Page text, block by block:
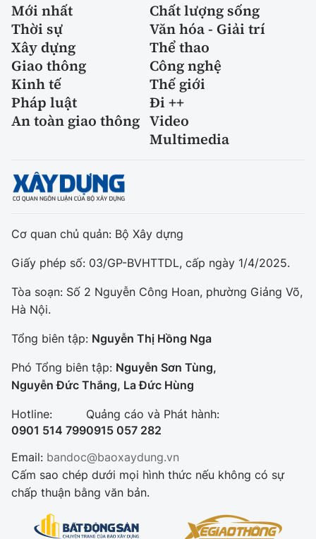
Mới nhất
Chất lượng sống
Thời sự
Văn hóa - Giải trí
Xây dựng
Thể thao
Giao thông
Công nghệ
Kinh tế
Thế giới
Pháp luật
Đi ++
An toàn giao thông Video
Multimedia
Cơ quan chủ quản: Bộ Xây dựng
Giấy phép số: 03/GP-BVHTTDL, cấp ngày 1/4/2025.
Tòa soạn: Số 2 Nguyễn Công Hoan, phường Giảng Võ,
Hà Nội.
Tổng biên tập: Nguyễn Thị Hồng Nga
Phó Tổng biên tập: Nguyễn Sơn Tùng,
Nguyễn Đức Thắng, La Đức Hùng
Hotline:
0901 514 799
Quảng cáo và Phát hành:
0915 057 282
Email: bandoc@baoxaydung.vn
Cấm sao chép dưới mọi hình thức nếu không có sự
chấp thuận bằng văn bản.